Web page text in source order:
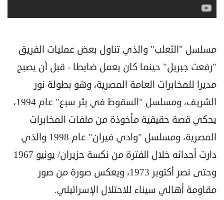
مسلسل "الثعلب" والذي تناول بعض عمليات الفريق
"رفعت جبريل" حينما كان يعمل ضابطا - قبل أن يصبح
مديرا للمخابرات العامة المصرية، وهو بطولة نور
الشريف، ومسلسل "السقوط في بئر سبع" عام 1994،
يحكي قصة حقيقية مأخوذة من ملفات المخابرات
المصرية، ومسلسل "وادي فيران" عام 1998 والذي
دارت أحداثه خلال الفترة من نكسة حزيران/ يونيو 1967
وحتى نصر أكتوبر 1973، ويعكس صورة من صور
مقاومة أهالي سيناء للاحتلال الإسرائيلي.